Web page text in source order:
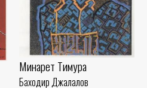
Минарет Тимура
Баходир Джалалов